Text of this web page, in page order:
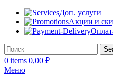
Доп. услуги
Акции и
0 items 0,00 ₽
Меню